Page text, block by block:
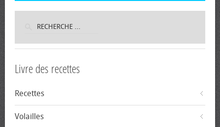
Livre des recettes
Recettes
Volailles